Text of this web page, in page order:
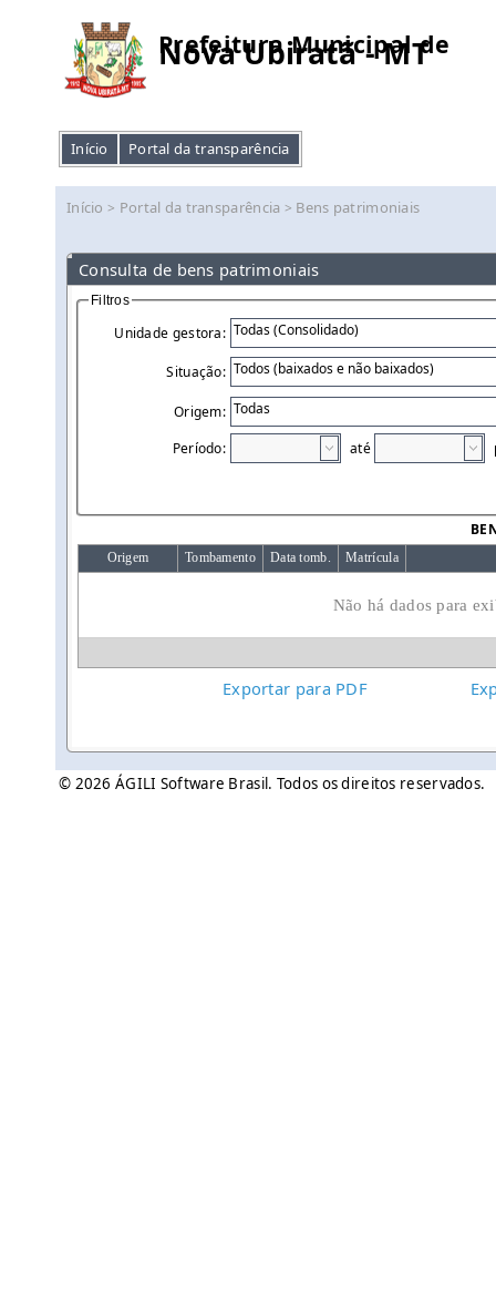
Prefeitura Municipal de
Nova Ubiratã - MT
Início Portal da transparência
Início > Portal da transparência > Bens patrimoniais
Consulta de bens patrimoniais
Filtros
Unidade gestora:
Situação:
Origem:
Período:
até
Origem Tombamento Data tomb. Matrícula
Não há dados para
Exportar para PDF
© 2026 ÁGILI Software Brasil. Todos os direitos reservados.